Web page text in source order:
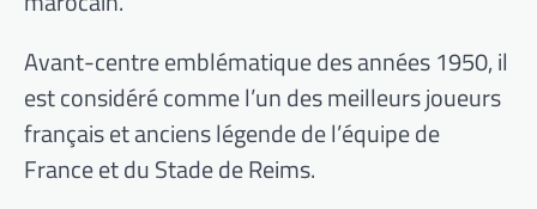
Avant-centre emblématique des années 1950, il
est considéré comme l’un des meilleurs joueurs
français et anciens légende de l’équipe de
France et du Stade de Reims.